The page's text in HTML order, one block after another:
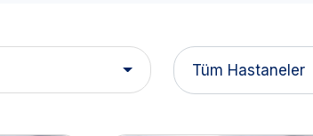
Tüm Hastaneler